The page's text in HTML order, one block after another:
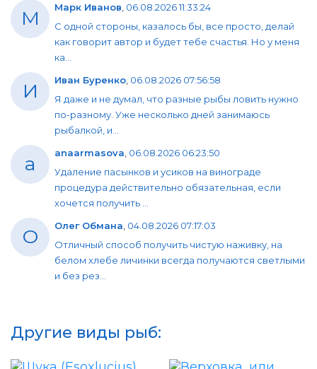
М Марк Иванов 06.08.2026 11:33:24
С одной стороны, казалось бы, все просто, делай
как говорит автор и будет тебе счастья. Но у меня
ка...
И Иван Буренко 06.08.2026 07:56:58
Я даже и не думал, что разные рыбы ловить нужно
по-разному. Уже несколько дней занимаюсь
рыбалкой, и...
a anaarmasova 06.08.2026 06:23:50
Удаление пасынков и усиков на винограде
процедура действительно обязательная, если
хочется получить ...
О Олег Обмана 04.08.2026 07:17:03
Отличный способ получить чистую наживку, на
белом хлебе личинки всегда получаются светлыми
и без рез...
Другие виды рыб: